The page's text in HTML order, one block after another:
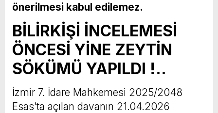
önerilmesi kabul edilemez.
BİLİRKİŞİ İNCELEMESİ
ÖNCESİ YİNE ZEYTİN
SÖKÜMÜ YAPILDI !..
İzmir 7. İdare Mahkemesi 2025/2048
Esas’ta açılan davanın 21.04.2026